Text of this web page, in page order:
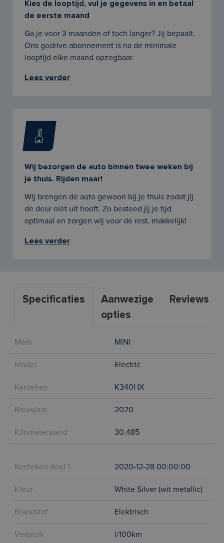
Kies de looptijd, vul je gegevens in en betaal
de eerste maand
Ga je voor 3 maanden of toch langer? Jij bepaalt.
Ons godrive abonnement is na de minimale
looptijd elke maand opzegbaar.
Lees verder
Wij bezorgen de auto binnen twee weken bij
je thuis. Rijden maar!
Wij brengen de auto gewoon bij je thuis zodat jij
de deur niet uit hoeft. Zo besteed jij je tijd
optimaal en zorgen wij voor de rest, makkelijk!
Lees verder
Specificaties
Aanwezige
opties
Reviews
Merk MINI
Model Electric
Kenteken K340HX
Bouwjaar 2020
Kilometerstand 30.485
Kenteken deel 1 2020-12-28 00:00:00
Kleur White Silver (wit metallic)
Brandstof Elektrisch
Verbruik l/100km